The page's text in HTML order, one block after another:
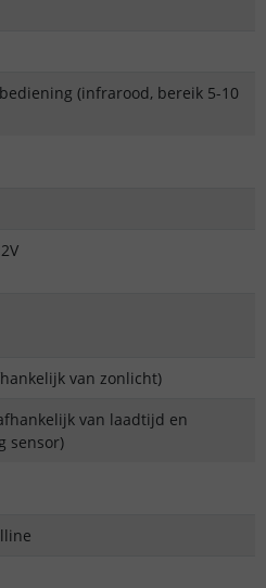
(infrarood, bereik 5-10
van zonlicht)
van laadtijd en
sensor)